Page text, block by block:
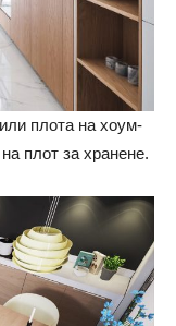
плота на хоум-
плот за хранене.